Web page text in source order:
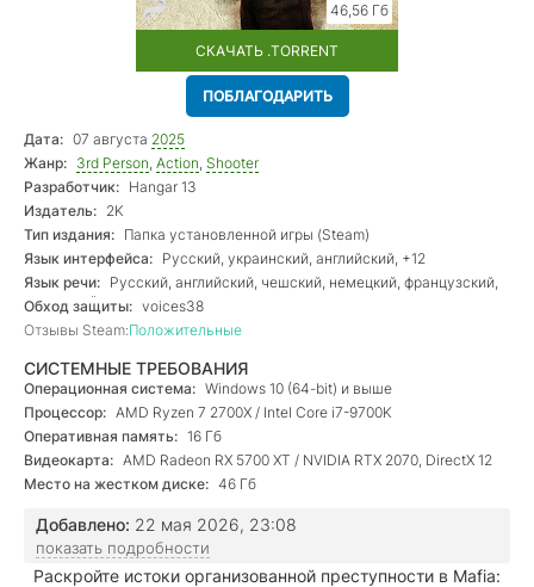
46,56 Гб
СКАЧАТЬ .TORRENT
ПОБЛАГОДАРИТЬ
Дата: 07 августа 2025
Жанр: 3rd Person, Action, Shooter
Разработчик: Hangar 13
Издатель: 2K
Тип издания: Папка установленной игры (Steam)
Язык интерфейса: Русский, украинский, английский, +12
Язык речи: Русский, английский, чешский, немецкий, французский,
испанский
Обход защиты: voices38
Отзывы Steam:Положительные
СИСТЕМНЫЕ ТРЕБОВАНИЯ
Операционная система: Windows 10 (64-bit) и выше
Процессор: AMD Ryzen 7 2700X / Intel Core i7-9700K
Оперативная память: 16 Гб
Видеокарта: AMD Radeon RX 5700 XT / NVIDIA RTX 2070, DirectX 12
Место на жестком диске: 46 Гб
Добавлено: 22 мая 2026, 23:08
показать подробности
Раскройте истоки организованной преступности в Mafia: